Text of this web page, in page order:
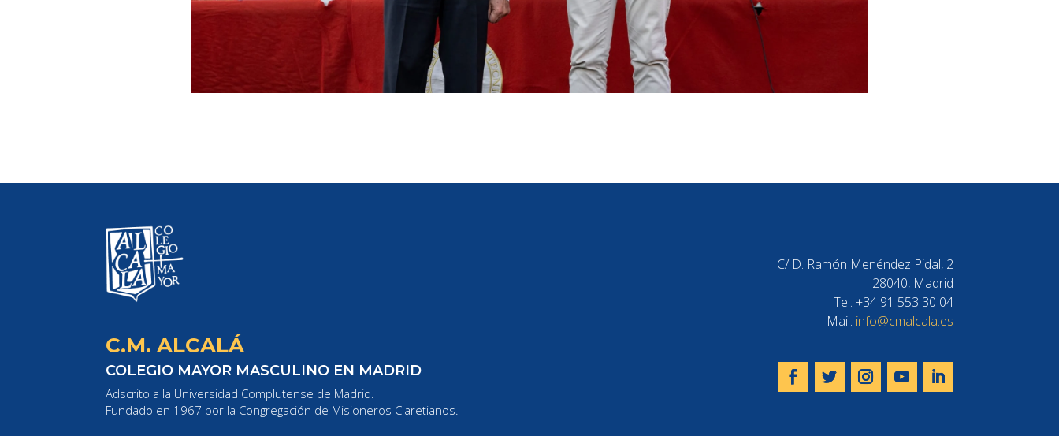
C.M. ALCALÁ
COLEGIO MAYOR MASCULINO EN MADRID
Adscrito a la Universidad Complutense de Madrid.
Fundado en 1967 por la Congregación de Misioneros Claretianos.
C/ D. Ramón Menéndez Pidal, 2
28040, Madrid
Tel. +34 91 553 30 04
Mail. info@cmalcala.es